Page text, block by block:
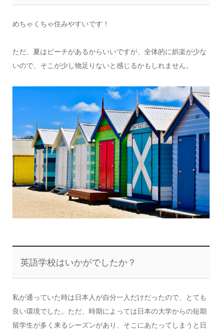
めちゃくちゃ住みやすいです！
ただ、夏はビーチがあるからいいですが、全体的に娯楽が少な
いので、そこが少し物足りないと感じるかもしれません。
英語学校はいかがでしたか？
私が通っていた時は日本人が自分一人だけだったので、とても
良い環境でした。ただ、時期によっては日本の大学からの短期
留学生が多く来るシーズンがあり、そこにあたってしまうと日